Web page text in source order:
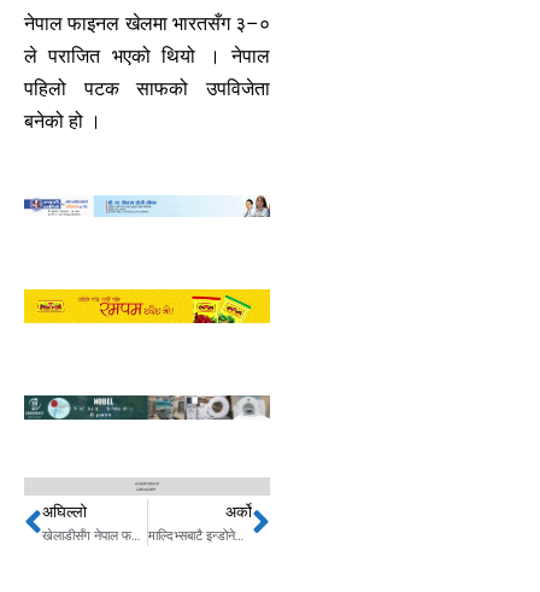
नेपाल फाइनल खेलमा भारतसँग ३–०
ले पराजित भएको थियो । नेपाल
पहिलो पटक साफको उपविजेता
बनेको हो ।
Prev
अघिल्लो
खेलाडीसँग नेपाल फर्केनन् अलमुताइरी
अर्को
माल्दिभ्सबाटै इन्डोनेसिया गए रोहित Next